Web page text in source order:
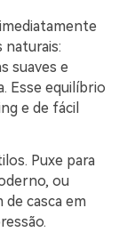
suaves e
Esse equilíbrio
e de fácil
Puxe para
ou
casca em